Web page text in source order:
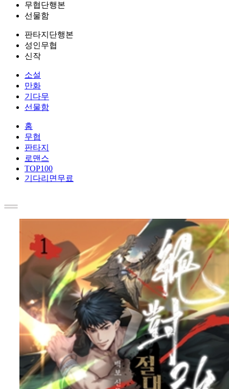
무협단행본
선물함
판타지단행본
성인무협
신작
소설
만화
기다무
선물함
홈
무협
판타지
로맨스
TOP100
기다리면무료